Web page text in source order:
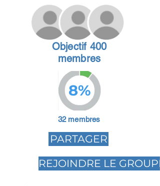
Objectif 400
membres
8%
32 membres
PARTAGER
REJOINDRE LE GROUPE